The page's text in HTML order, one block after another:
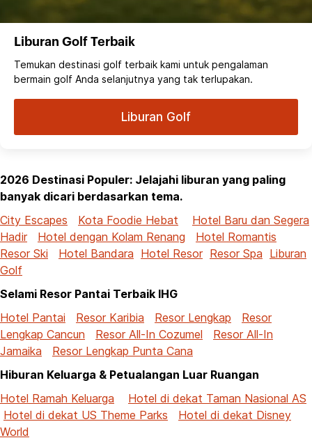
Liburan Golf Terbaik
Temukan destinasi golf terbaik kami untuk pengalaman
bermain golf Anda selanjutnya yang tak terlupakan.
Liburan Golf
2026 Destinasi Populer: Jelajahi liburan yang paling
banyak dicari berdasarkan tema.
City Escapes
Kota Foodie Hebat
Hotel Baru dan Segera
Hadir
Hotel dengan Kolam Renang
Hotel Romantis
Resor Ski
Hotel Bandara Hotel Resor Resor Spa Liburan
Golf
Selami Resor Pantai Terbaik IHG
Hotel Pantai
Resor Karibia Resor Lengkap
Resor
Lengkap Cancun
Resor All-In Cozumel
Resor All-In
Jamaika
Resor Lengkap Punta Cana
Hiburan Keluarga & Petualangan Luar Ruangan
Hotel Ramah Keluarga
Hotel di dekat Taman Nasional AS
Hotel di dekat US Theme Parks
Hotel di dekat Disney
World